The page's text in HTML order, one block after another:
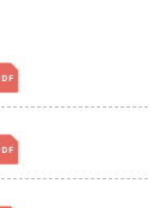
[檔案下載]115學
[檔案下載]重要日